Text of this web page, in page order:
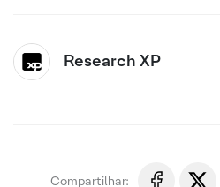
Research XP
Compartilhar: